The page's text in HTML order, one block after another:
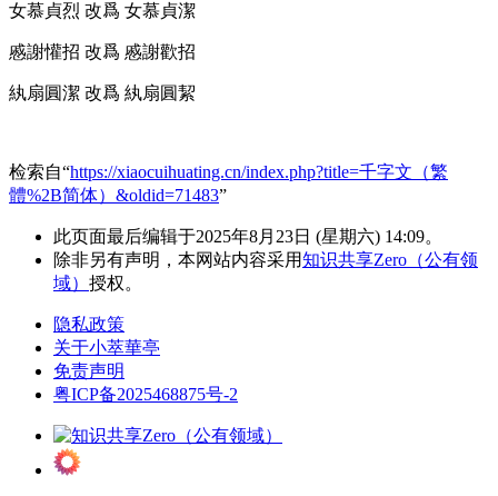
女慕貞烈 改爲 女慕貞潔
慼謝懽招 改爲 慼謝歡招
紈扇圓潔 改爲 紈扇圓絜
检索自“https://xiaocuihuating.cn/index.php?title=千字文（繁
體%2B简体）&oldid=71483”
此页面最后编辑于2025年8月23日 (星期六) 14:09。
除非另有声明，本网站内容采用知识共享Zero（公有领
域） 授权。
隐私政策
关于小萃華亭
免责声明
粤ICP备2025468875号-2